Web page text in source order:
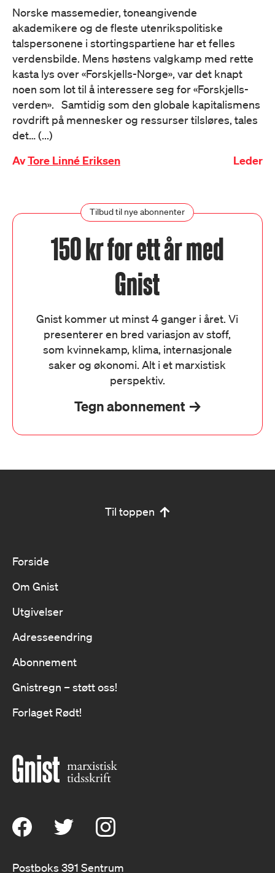
Norske massemedier, toneangivende
akademikere og de fleste utenrikspolitiske
talspersonene i stortingspartiene har et felles
verdensbilde. Mens høstens valgkamp med rette
kasta lys over «Forskjells-Norge», var det knapt
noen som lot til å interessere seg for «Forskjells-
verden». Samtidig som den globale kapitalismens
rovdrift på mennesker og ressurser tilsløres, tales
det… (...)
AvTore Linné Eriksen Leder
Tilbud til nye abonnenter
150 kr for ett år med
Gnist
Gnist kommer ut minst 4 ganger i året. Vi
presenterer en bred variasjon av stoff,
som kvinnekamp, klima, internasjonale
saker og økonomi. Alt i et marxistisk
perspektiv.
Tegn abonnement
Til toppen
Forside
Om Gnist
Utgivelser
Adresseendring
Abonnement
Gnistregn – støtt oss!
Forlaget Rødt!
Postboks 391 Sentrum